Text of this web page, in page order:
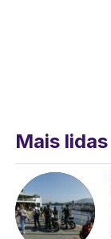
Mais lidas